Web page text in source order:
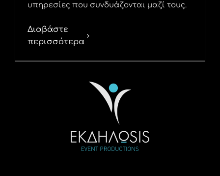
υπηρεσίες που συνδυάζονται μαζί τους.
Διαβάστε
περισσότερα